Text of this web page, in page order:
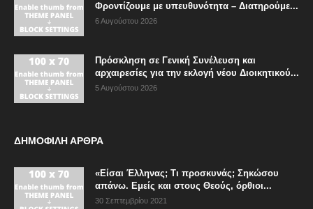
Φροντίζουμε με υπευθυνότητα – Διατηρούμε...
6 Αυγούστου 2026
Πρόσκληση σε Γενική Συνέλευση και
αρχαιρεσίες για την εκλογή νέου Διοικητικού...
5 Αυγούστου 2026
ΔΗΜΟΦΙΛΗ ΑΡΘΡΑ
«Είσαι Έλληνας; Τι προσκυνάς; Σηκώσου
απάνω. Εμείς και στους Θεούς, όρθιοι...
30 Σεπτεμβρίου 2021